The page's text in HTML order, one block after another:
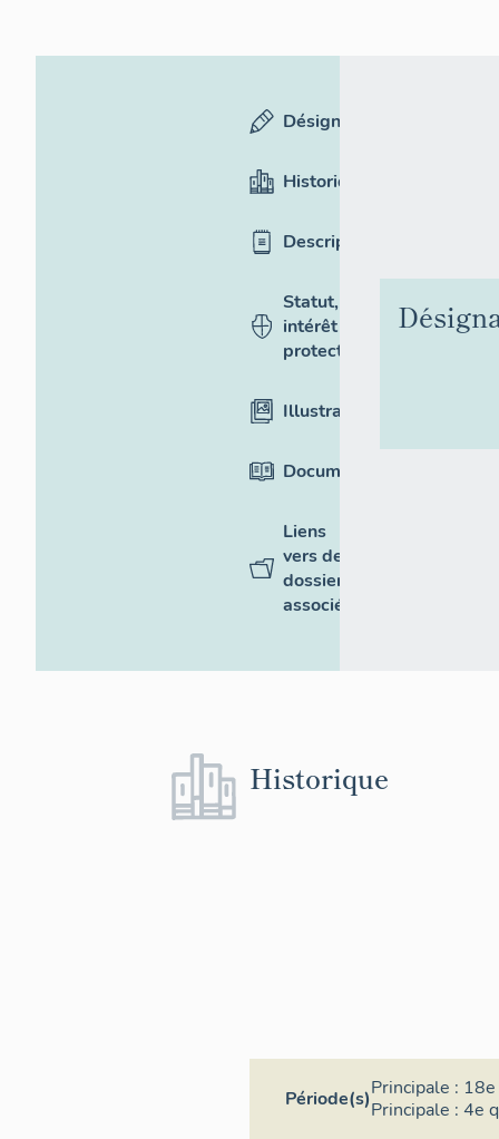
Désignation
Historique
Description
Statut,
intérêt et
protection
Illustrations
Documentation
Liens
vers des
dossiers
associés
Historique
Période(s)Principale :
Principale : 4e